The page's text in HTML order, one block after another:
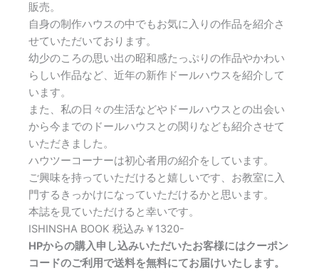
販売。
自身の制作ハウスの中でもお気に入りの作品を紹介さ
せていただいております。
幼少のころの思い出の昭和感たっぷりの作品やかわい
らしい作品など、近年の新作ドールハウスを紹介して
います。
また、私の日々の生活などやドールハウスとの出会い
から今までのドールハウスとの関りなども紹介させて
いただきました。
ハウツーコーナーは初心者用の紹介をしています。
ご興味を持っていただけると嬉しいです、お教室に入
門するきっかけになっていただけるかと思います。
本誌を見ていただけると幸いです。
ISHINSHA BOOK 税込み￥1320-
HPからの購入申し込みいただいたお客様にはクーポン
コードのご利用で送料を無料にてお届けいたします。